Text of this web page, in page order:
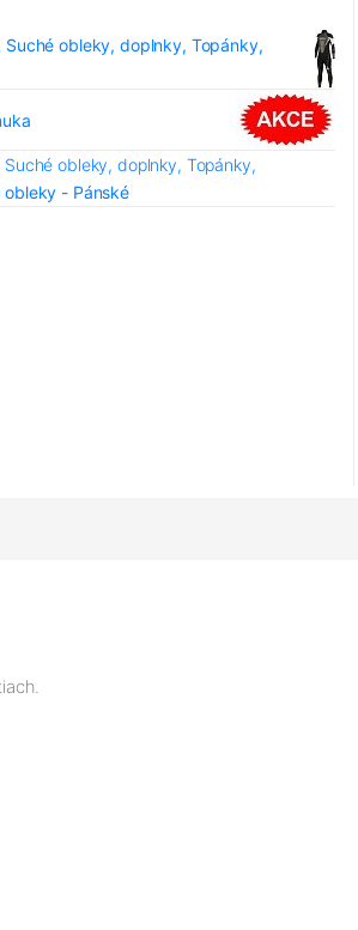
Suché obleky, doplnky, Topánky,
obleky, doplnky, Topánky,
obleky - Pánské